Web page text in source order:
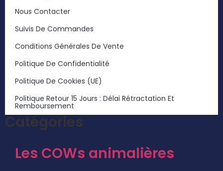
Nous Contacter
Suivis De Commandes
Conditions Générales De Vente
Politique De Confidentialité
Politique De Cookies (UE)
Politique Retour 15 Jours : Délai Rétractation Et
Remboursement
Catégories
Les COWs animalières